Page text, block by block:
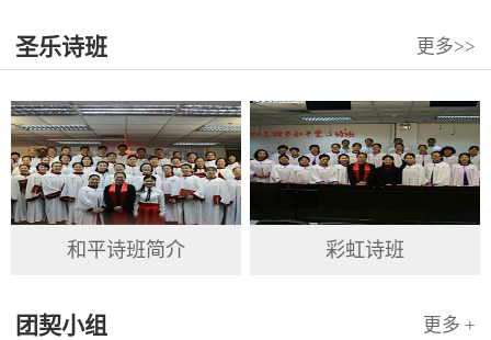
况比较复杂。基督教和平堂自11
月19日起，执行实施“双暂停”
圣乐诗班 更多>>
和平诗班简介 彩虹诗班
团契小组 更多 +